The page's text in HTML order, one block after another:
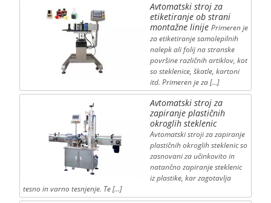
Avtomatski stroj za
etiketiranje ob strani
montažne linije Primeren je
za etiketiranje samolepilnih
nalepk ali folij na stranske
površine različnih artiklov, kot
so steklenice, škatle, kartoni
itd. Primeren je za […]
Avtomatski stroj za
zapiranje plastičnih
okroglih steklenic
Avtomatski stroji za zapiranje
plastičnih okroglih steklenic so
zasnovani za učinkovito in
natančno zapiranje steklenic
iz plastike, kar zagotavlja
tesno in varno tesnjenje. Te […]